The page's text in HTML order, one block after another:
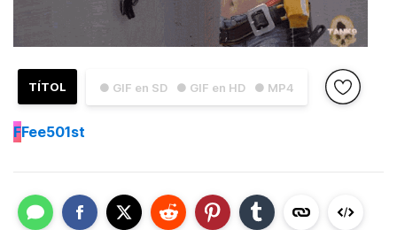
● GIF en SD ● GIF en HD ● MP4
TÍTOL
FFee501st